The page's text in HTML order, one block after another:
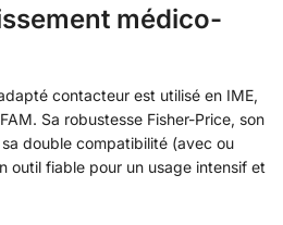
médico-
contacteur est utilisé en IME,
Sa robustesse Fisher-Price, son
double compatibilité (avec ou
outil fiable pour un usage intensif et